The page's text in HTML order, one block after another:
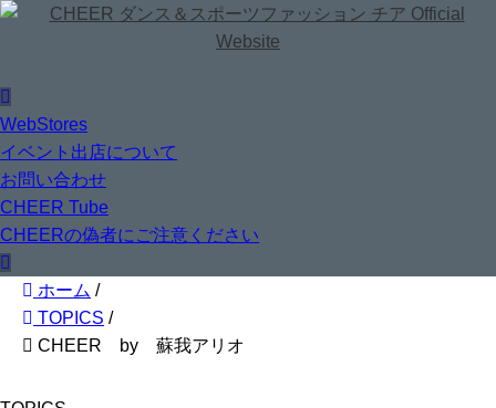
WebStores
イベント出店について
お問い合わせ
CHEER Tube
CHEERの偽者にご注意ください
ホーム /
TOPICS /
CHEER by 蘇我アリオ